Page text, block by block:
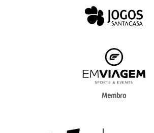
Membro